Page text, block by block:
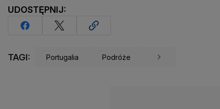
UDOSTĘPNIJ:
TAGI: Portugalia Podróże